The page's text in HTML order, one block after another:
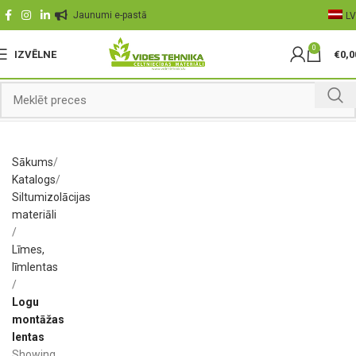
Jaunumi e-pastā LV
IZVĒLNE
0
€
Sākums
Katalogs
Siltumizolācijas
materiāli
Līmes,
līmlentas
Logu
montāžas
lentas